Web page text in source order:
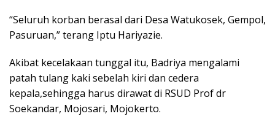
“Seluruh korban berasal dari Desa Watukosek, Gempol,
Pasuruan,” terang Iptu Hariyazie.
Akibat kecelakaan tunggal itu, Badriya mengalami
patah tulang kaki sebelah kiri dan cedera
kepala,sehingga harus dirawat di RSUD Prof dr
Soekandar, Mojosari, Mojokerto.